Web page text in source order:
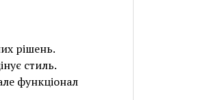
рішень.
стиль.
функціонал